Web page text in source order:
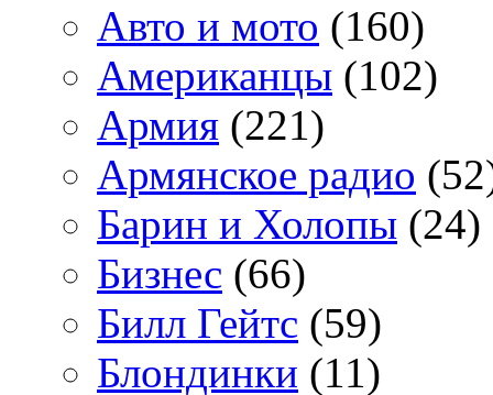
Авто и мото (160)
Американцы (102)
Армия (221)
Армянское радио
Барин и Холопы (24)
Бизнес (66)
Билл Гейтс (59)
Блондинки (11)